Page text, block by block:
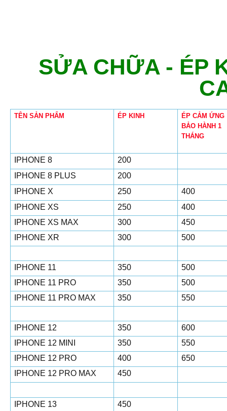
SỬA CHỮA - ÉP
TÊN SẢN PHẨM ÉP KINH
ÉP CẢM ỨNG
BẢO HÀNH 1
THÁNG
IPHONE 8
200
IPHONE 8 PLUS
200
IPHONE X
250
400
IPHONE XS
250
400
IPHONE XS MAX
300
450
IPHONE XR
300 500
IPHONE 11 350
500
IPHONE 11 PRO
350
500
IPHONE 11 PRO MAX
350 550
IPHONE 12 350
600
IPHONE 12 MINI
350
550
IPHONE 12 PRO
400
650
IPHONE 12 PRO MAX
450
IPHONE 13 450